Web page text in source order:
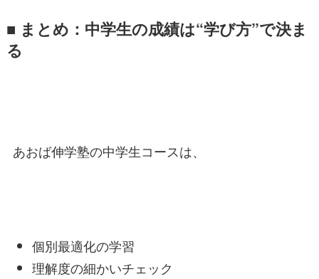
■ まとめ：中学生の成績は“学び方”で決ま
る
あおば伸学塾の中学生コースは、
個別最適化の学習
理解度の細かいチェック